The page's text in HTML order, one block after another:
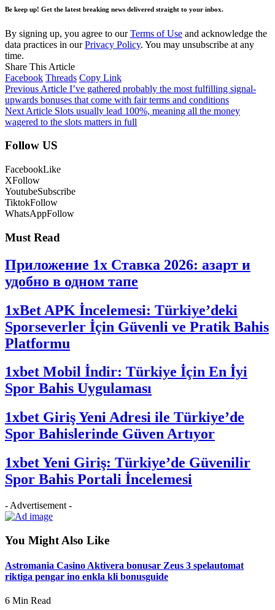
Be keep up! Get the latest breaking news delivered straight to your inbox.
By signing up, you agree to ourTerms of Use and acknowledge the
data practices in ourPrivacy Policy. You may unsubscribe at any
time.
Share This Article
Facebook Threads Copy Link
Previous Article I’ve gathered probably the most fulfilling signal-
upwards bonuses that come with fair terms and conditions
Next Article Slots usually lead 100%, meaning all the money
wagered to the slots matters in full
Follow US
FacebookLike
XFollow
YoutubeSubscribe
TiktokFollow
WhatsAppFollow
Must Read
Приложение 1x Ставка 2026: азарт и
удобно в одном тапе
1xBet APK İncelemesi: Türkiye’deki
Sporseverler İçin Güvenli ve Pratik Bahis
Platformu
1xbet Mobil İndir: Türkiye İçin En İyi
Spor Bahis Uygulaması
1xbet Giriş Yeni Adresi ile Türkiye’de
Spor Bahislerinde Güven Artıyor
1xbet Yeni Giriş: Türkiye’de Güvenilir
Spor Bahis Portali İncelemesi
- Advertisement -
You Might Also Like
Astromania Casino Aktivera bonusar Zeus 3 spelautomat
riktiga pengar ino enkla kli bonusguide
6 Min Read